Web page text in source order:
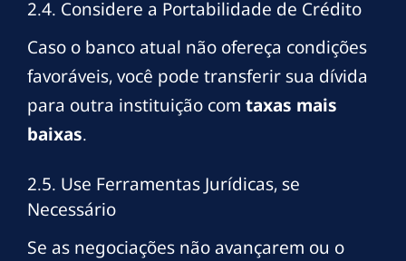
2.4. Considere a Portabilidade de Crédito
Caso o banco atual não ofereça condições
favoráveis, você pode transferir sua dívida
para outra instituição com taxas mais
baixas.
2.5. Use Ferramentas Jurídicas, se
Necessário
Se as negociações não avançarem ou o